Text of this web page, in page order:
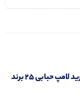
انوار ابتکاری: راهنمای جامع برای انتخاب و خرید لامپ حبابی 25 برند